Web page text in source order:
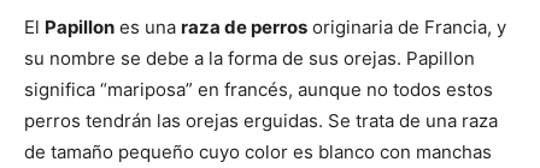
–
El Papillon es una raza de perros originaria de Francia, y
su nombre se debe a la forma de sus orejas. Papillon
significa “mariposa” en francés, aunque no todos estos
perros tendrán las orejas erguidas. Se trata de una raza
de tamaño pequeño cuyo color es blanco con manchas